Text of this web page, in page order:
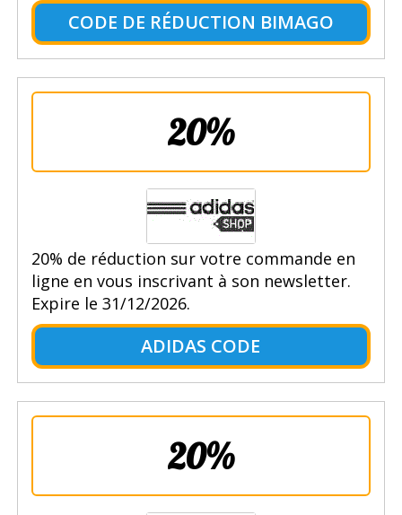
CODE DE RÉDUCTION BIMAGO
20%
20% de réduction sur votre commande en
ligne en vous inscrivant à son newsletter.
Expire le 31/12/2026.
ADIDAS CODE
20%